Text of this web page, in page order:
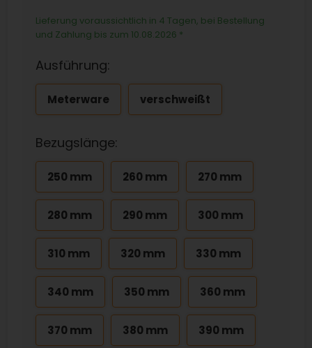
Lieferung voraussichtlich in 4 Tagen, bei Bestellung
und Zahlung bis zum 10.08.2026 *
Ausführung:
Meterware verschweißt
Bezugslänge:
250 mm 260 mm 270 mm
280 mm 290 mm 300 mm
310 mm 320 mm 330 mm
340 mm 350 mm 360 mm
370 mm 380 mm 390 mm